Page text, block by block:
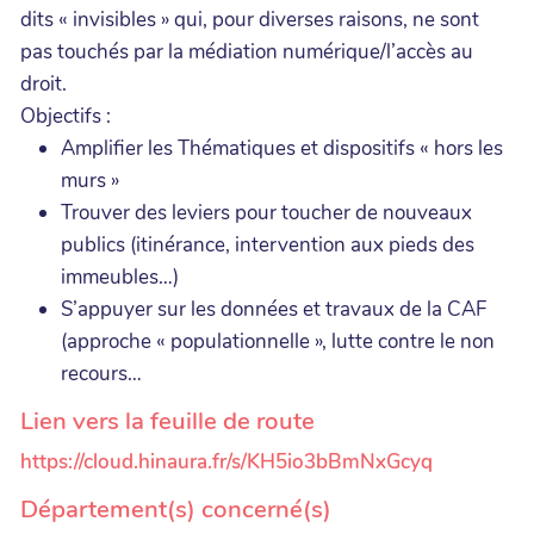
dits « invisibles » qui, pour diverses raisons, ne sont
pas touchés par la médiation numérique/l’accès au
droit.
Objectifs :
Amplifier les Thématiques et dispositifs « hors les
murs »
Trouver des leviers pour toucher de nouveaux
publics (itinérance, intervention aux pieds des
immeubles…)
S’appuyer sur les données et travaux de la CAF
(approche « populationnelle », lutte contre le non
recours…
Lien vers la feuille de route
https://cloud.hinaura.fr/s/KH5io3bBmNxGcyq
Département(s) concerné(s)